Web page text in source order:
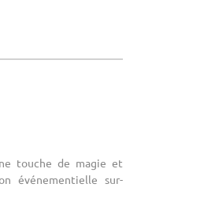
touche de magie et
événementielle sur-